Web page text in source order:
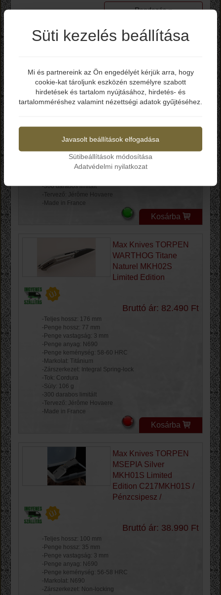
Rendezés
Max Knives TORPEN
Limited Edition
Bruttó ár: 82.490 Ft
-Penge vastagság: 3 mm
-Penge anyag: N690
-Penge keménység: 58-60 HRC
-Markolat: Titánium
-Zárszerkezet: Integral Spring-lock
-Tok: Cordura
-300 darabos limitált
-Tervező: Jérôme Hovaere
-Made in France
Kosárba
Max Knives TORPEN
WARTHOG Titane
Naturel MKH02S
Limited Edition
Bruttó ár: 82.490 Ft
-Teljes hossz: 176 mm
-Penge hossz: 77 mm
-Penge vastagság: 3 mm
-Penge anyag: N690
-Penge keménység: 58-60 HRC
-Markolat: Titánium
-Zárszerkezet: Integral Spring-lock
-Tok: Cordura
-Súly: 106 g
-300 darabos limitált
-Tervező: Jérôme Hovaere
-Made in France
Kosárba
Max Knives TORPEN
MSEPIA Silver
MKH01S Limited
Edition C217MKH01S /
Pénzcsipesz /
Bruttó ár: 38.990 Ft
-Teljes hossz: 100 mm
-Penge hossz: 35 mm
-Penge vastagság: 3 mm
-Penge anyag: N690
-Penge keménység: 56-58 HRC
-Markolat: N690
-Zárszerkezet: Non-locking
Elmúltál már 18 éves?
Süti kezelés beállítása
Mi és partnereink az Ön engedélyét kérjük arra, hogy
cookie-kat tároljunk eszközén személyre szabott
hirdetések és tartalom nyújtásához, hirdetés- és
tartalomméréshez valamint nézettségi adatok gyűjtéséhez.
Javasolt beállítások elfogadása
Sütibeállítások módosítása
Adatvédelmi nyilatkozat